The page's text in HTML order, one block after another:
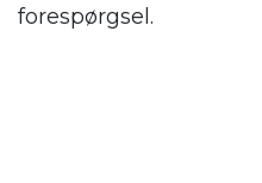
forespørgsel.